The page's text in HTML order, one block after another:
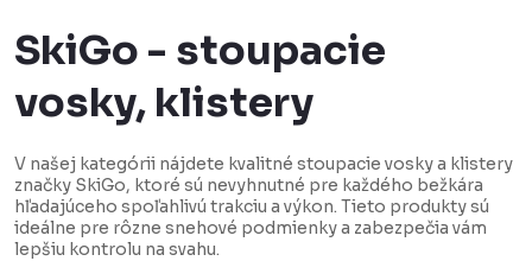
SkiGo - stoupacie
vosky, klistery
V našej kategórii nájdete kvalitné stoupacie vosky a klistery
značky SkiGo, ktoré sú nevyhnutné pre každého bežkára
hľadajúceho spoľahlivú trakciu a výkon. Tieto produkty sú
ideálne pre rôzne snehové podmienky a zabezpečia vám
lepšiu kontrolu na svahu.